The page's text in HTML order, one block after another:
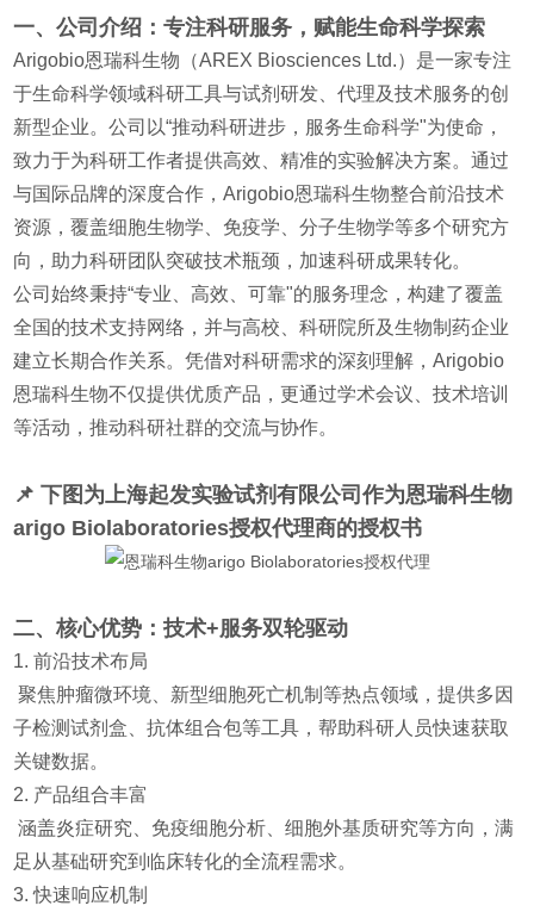
一、公司介绍：专注科研服务，赋能生命科学探索
Arigobio恩瑞科生物（AREX Biosciences Ltd.）是一家专注
于生命科学领域科研工具与试剂研发、代理及技术服务的创
新型企业。公司以“推动科研进步，服务生命科学"为使命，
致力于为科研工作者提供高效、精准的实验解决方案。通过
与国际品牌的深度合作，Arigobio恩瑞科生物整合前沿技术
资源，覆盖细胞生物学、免疫学、分子生物学等多个研究方
向，助力科研团队突破技术瓶颈，加速科研成果转化。
公司始终秉持“专业、高效、可靠"的服务理念，构建了覆盖
全国的技术支持网络，并与高校、科研院所及生物制药企业
建立长期合作关系。凭借对科研需求的深刻理解，Arigobio
恩瑞科生物不仅提供优质产品，更通过学术会议、技术培训
等活动，推动科研社群的交流与协作。
📌 下图为上海起发实验试剂有限公司作为恩瑞科生物
arigo Biolaboratories授权代理商的授权书
二、核心优势：技术+服务双轮驱动
1. 前沿技术布局
聚焦肿瘤微环境、新型细胞死亡机制等热点领域，提供多因
子检测试剂盒、抗体组合包等工具，帮助科研人员快速获取
关键数据。
2. 产品组合丰富
涵盖炎症研究、免疫细胞分析、细胞外基质研究等方向，满
足从基础研究到临床转化的全流程需求。
3. 快速响应机制